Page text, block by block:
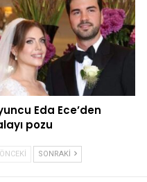
Eda Ece’den
pozu
ÖNCEKI SONRAKI